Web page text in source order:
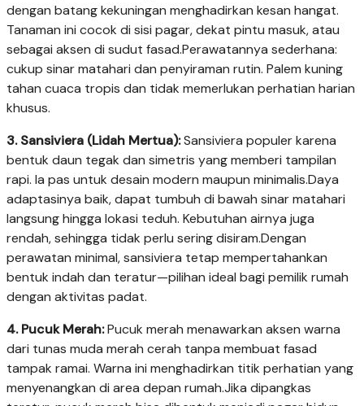
dengan batang kekuningan menghadirkan kesan hangat.
Tanaman ini cocok di sisi pagar, dekat pintu masuk, atau
sebagai aksen di sudut fasad.Perawatannya sederhana:
cukup sinar matahari dan penyiraman rutin. Palem kuning
tahan cuaca tropis dan tidak memerlukan perhatian harian
khusus.
3. Sansiviera (Lidah Mertua):Sansiviera populer karena
bentuk daun tegak dan simetris yang memberi tampilan
rapi. Ia pas untuk desain modern maupun minimalis.Daya
adaptasinya baik, dapat tumbuh di bawah sinar matahari
langsung hingga lokasi teduh. Kebutuhan airnya juga
rendah, sehingga tidak perlu sering disiram.Dengan
perawatan minimal, sansiviera tetap mempertahankan
bentuk indah dan teratur—pilihan ideal bagi pemilik rumah
dengan aktivitas padat.
4. Pucuk Merah:Pucuk merah menawarkan aksen warna
dari tunas muda merah cerah tanpa membuat fasad
tampak ramai. Warna ini menghadirkan titik perhatian yang
menyenangkan di area depan rumah.Jika dipangkas